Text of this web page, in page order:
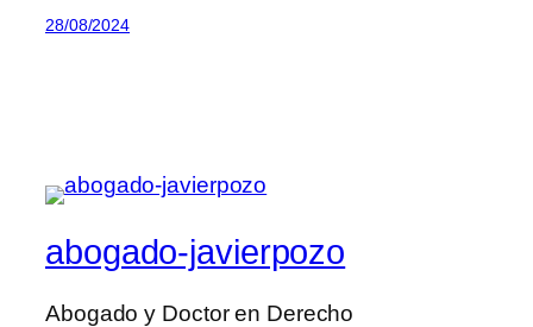
28/08/2024
abogado-javierpozo
Abogado y Doctor en Derecho